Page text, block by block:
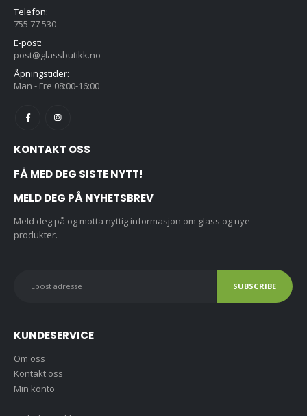
Telefon:
755 77 530
E-post:
post@glassbutikk.no
Åpningstider:
Man - Fre 08:00-16:00
KONTAKT OSS
FÅ MED DEG SISTE NYTT!
MELD DEG PÅ NYHETSBREV
Meld deg på og motta nyttig informasjon om glass og nye
produkter.
KUNDESERVICE
Om oss
Kontakt oss
Min konto